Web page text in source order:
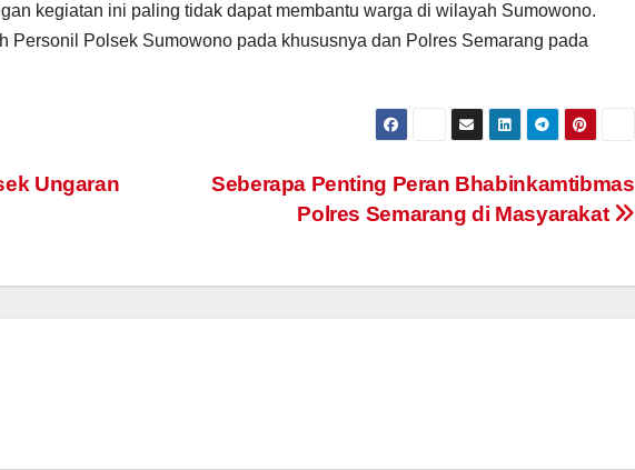
kegiatan ini paling tidak dapat membantu warga di wilayah Sumowono.
Personil Polsek Sumowono pada khususnya dan Polres Semarang pada
Seberapa Penting Peran Bhabinkamtibmas
Polres Semarang di Masyarakat
Ungaran